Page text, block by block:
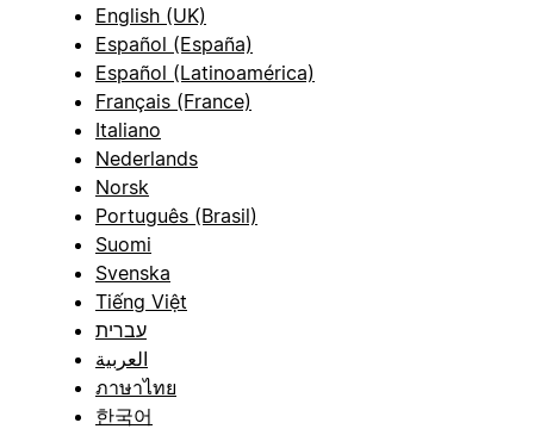
English (UK)
Español (España)
Español (Latinoamérica)
Français (France)
Italiano
Nederlands
Norsk
Português (Brasil)
Suomi
Svenska
Tiếng Việt
עברית
العربية
ภาษาไทย
한국어